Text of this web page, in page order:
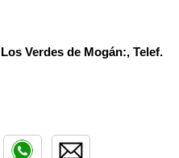
Verdes de Mogán:, Telef.